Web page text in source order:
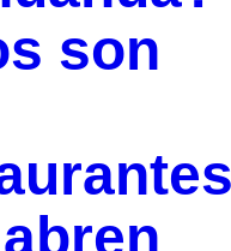
son